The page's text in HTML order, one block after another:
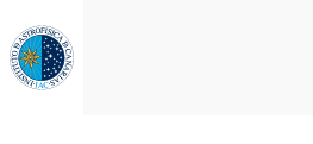
al
contenido
principal